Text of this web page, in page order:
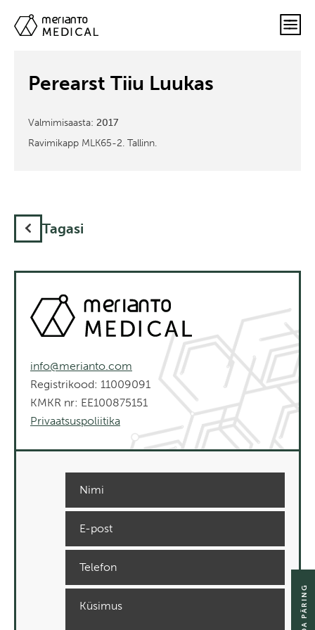
Perearst Tiiu Luukas
Valmimisaasta: 2017
Ravimikapp MLK65-2. Tallinn.
Tagasi
info@merianto.com
Registrikood: 11009091
KMKR nr: EE100875151
Privaatsuspoliitika